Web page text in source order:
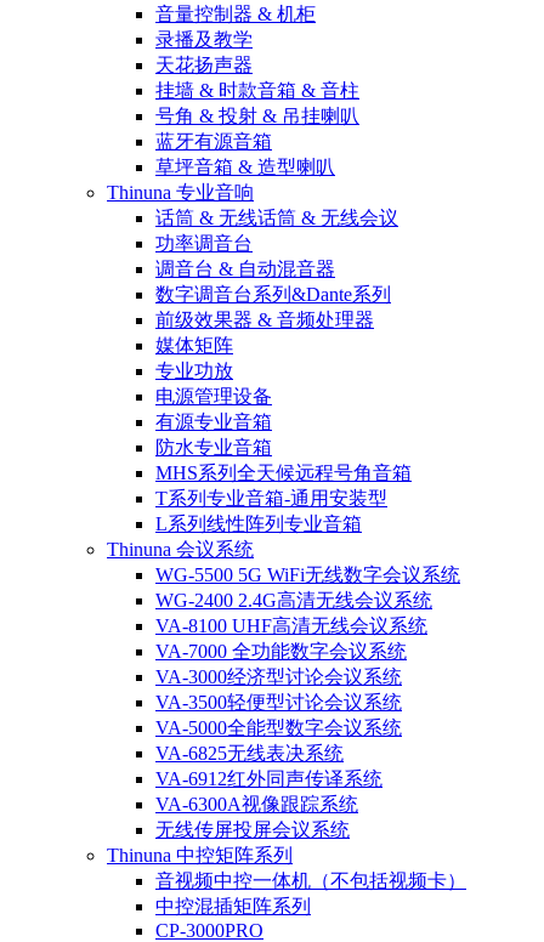
音量控制器 & 机柜
录播及教学
天花扬声器
挂墙 & 时款音箱 & 音柱
号角 & 投射 & 吊挂喇叭
蓝牙有源音箱
草坪音箱 & 造型喇叭
Thinuna 专业音响
话筒 & 无线话筒 & 无线会议
功率调音台
调音台 & 自动混音器
数字调音台系列&Dante系列
前级效果器 & 音频处理器
媒体矩阵
专业功放
电源管理设备
有源专业音箱
防水专业音箱
MHS系列全天候远程号角音箱
T系列专业音箱-通用安装型
L系列线性阵列专业音箱
Thinuna 会议系统
WG-5500 5G WiFi无线数字会议系统
WG-2400 2.4G高清无线会议系统
VA-8100 UHF高清无线会议系统
VA-7000 全功能数字会议系统
VA-3000经济型讨论会议系统
VA-3500轻便型讨论会议系统
VA-5000全能型数字会议系统
VA-6825无线表决系统
VA-6912红外同声传译系统
VA-6300A视像跟踪系统
无线传屏投屏会议系统
Thinuna 中控矩阵系列
音视频中控一体机（不包括视频卡）
中控混插矩阵系列
CP-3000PRO